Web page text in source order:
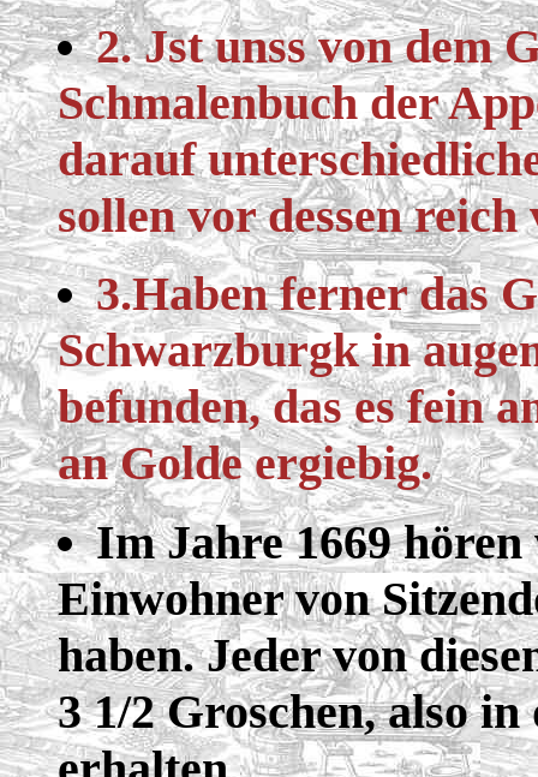
2. Jst unss von dem
Schmalenbuch der
darauf
sollen vor dessen reich
3.Haben ferner das
Schwarzburgk in
befunden, das es fein
an Golde ergiebig.
Im Jahre 1669
Einwohner von
haben. Jeder von
3 1/2 Groschen, also